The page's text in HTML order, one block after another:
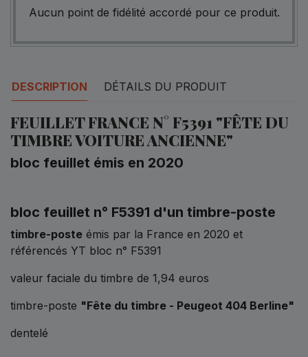
Aucun point de fidélité accordé pour ce produit.
DESCRIPTION DÉTAILS DU PRODUIT
FEUILLET FRANCE N° F5391 "FÊTE DU
TIMBRE VOITURE ANCIENNE"
bloc feuillet émis en 2020
bloc feuillet n° F5391 d'un timbre-poste
timbre-poste émis par la France en 2020 et
référencés YT bloc n° F5391
valeur faciale du timbre de 1,94 euros
timbre-poste "Fête du timbre - Peugeot 404 Berline"
dentelé